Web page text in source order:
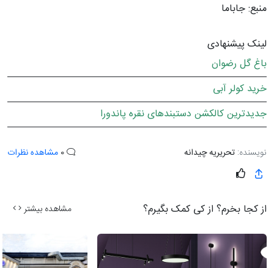
منبع: جاباما
لینک پیشنهادی
باغ گل رضوان
خرید کولر آبی
جدیدترین کالکشن دستبندهای نقره پاندورا
نویسنده: تحریریه چیدانه مشاهده نظرات
از کجا بخرم؟ از کی کمک بگیرم؟ مشاهده بیشتر